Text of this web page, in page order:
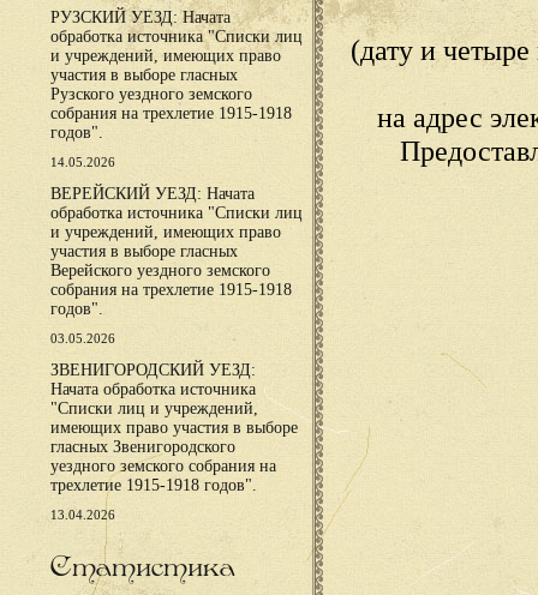
РУЗСКИЙ УЕЗД: Начата
обработка источника "Списки лиц
и учреждений, имеющих право
участия в выборе гласных
Рузского уездного земского
собрания на трехлетие 1915-1918
годов".
14.05.2026
ВЕРЕЙСКИЙ УЕЗД: Начата
обработка источника "Списки лиц
и учреждений, имеющих право
участия в выборе гласных
Верейского уездного земского
собрания на трехлетие 1915-1918
годов".
03.05.2026
ЗВЕНИГОРОДСКИЙ УЕЗД:
Начата обработка источника
"Списки лиц и учреждений,
имеющих право участия в выборе
гласных Звенигородского
уездного земского собрания на
трехлетие 1915-1918 годов".
13.04.2026
Статистика
(дату и
на адрес